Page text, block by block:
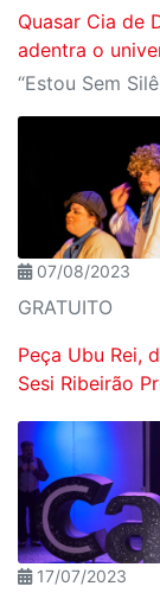
Quasar Cia de
adentra o
07/08/2023
GRATUITO
Peça Ubu Rei,
Sesi Ribeirão
17/07/2023